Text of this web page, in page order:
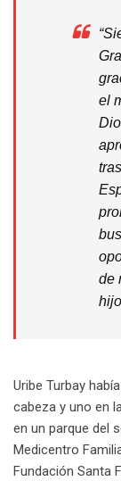
el
de
Uribe Turbay
cabeza y uno en
en un parque del
Medicentro
Fundación Santa